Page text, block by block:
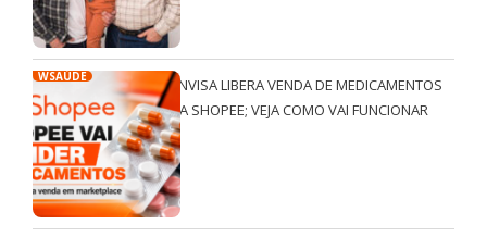
WSAÚDE
ANVISA LIBERA VENDA DE MEDICAMENTOS
NA SHOPEE; VEJA COMO VAI FUNCIONAR